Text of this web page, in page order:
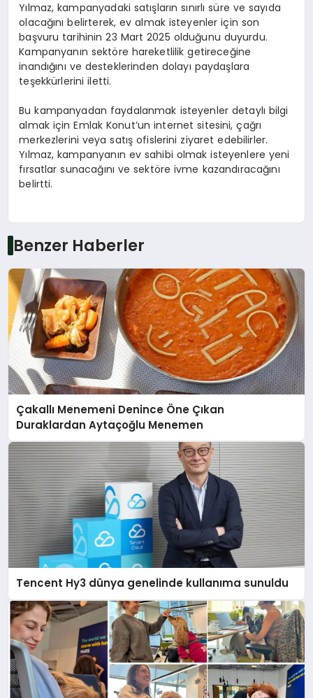
Yılmaz, kampanyadaki satışların sınırlı süre ve sayıda
olacağını belirterek, ev almak isteyenler için son
başvuru tarihinin 23 Mart 2025 olduğunu duyurdu.
Kampanyanın sektöre hareketlilik getireceğine
inandığını ve desteklerinden dolayı paydaşlara
teşekkürlerini iletti.
Bu kampanyadan faydalanmak isteyenler detaylı bilgi
almak için Emlak Konut’un internet sitesini, çağrı
merkezlerini veya satış ofislerini ziyaret edebilirler.
Yılmaz, kampanyanın ev sahibi olmak isteyenlere yeni
fırsatlar sunacağını ve sektöre ivme kazandıracağını
belirtti.
Benzer Haberler
Çakallı Menemeni Denince Öne Çıkan
Duraklardan Aytaçoğlu Menemen
Tencent Hy3 dünya genelinde kullanıma sunuldu